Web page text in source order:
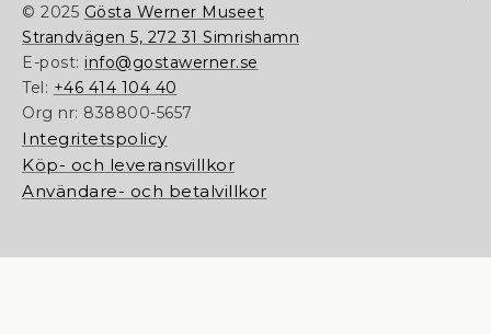
© 2025 Gösta Werner Museet
Strandvägen 5, 272 31 Simrishamn
E-post: info@gostawerner.se
Tel: +46 414 104 40
Org nr: 838800-5657
Integritetspolicy
Köp- och leveransvillkor
Användare- och betalvillkor